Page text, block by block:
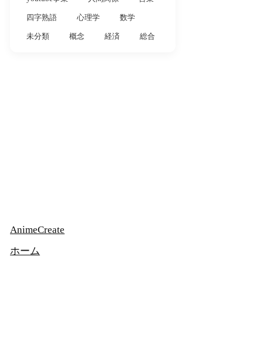
四字熟語 心理学 数学
未分類 概念 経済 総合
AnimeCreate
ホーム